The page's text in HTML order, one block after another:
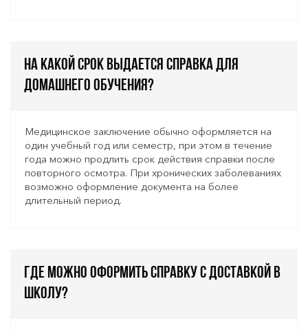
На какой срок выдается справка для
домашнего обучения?
Медицинское заключение обычно оформляется на
один учебный год или семестр, при этом в течение
года можно продлить срок действия справки после
повторного осмотра. При хронических заболеваниях
возможно оформление документа на более
длительный период.
Где можно оформить справку с доставкой в
школу?